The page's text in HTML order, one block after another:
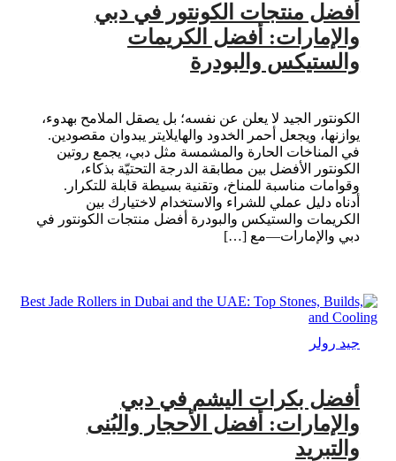
أفضل منتجات الكونتور في دبي
والإمارات: أفضل الكريمات
والستيكس والبودرة
الكونتور الجيد لا يعلن عن نفسه؛ بل يصقل الملامح بهدوء،
يوازنها، ويجعل أحمر الخدود والهايلايتر يبدوان مقصودين.
في المناخات الحارة والمشمسة مثل دبي، يجمع روتين
الكونتور الأفضل بين مطابقة الدرجة التحتيّة بذكاء،
وقوامات مناسبة للمناخ، وتقنية بسيطة قابلة للتكرار.
أدناه دليل عملي للشراء والاستخدام لاختيارك بين
الكريمات والستيكس والبودرة أفضل منتجات الكونتور في
دبي والإمارات—مع […]
جيد رولر
أفضل بكرات اليشم في دبي
والإمارات: أفضل الأحجار والبُنى
والتبريد